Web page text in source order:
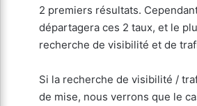
2 premiers résultats.
départagera ces 2 taux, et le
recherche de visibilité et de
Si la recherche de visibilité /
de mise, nous verrons que le